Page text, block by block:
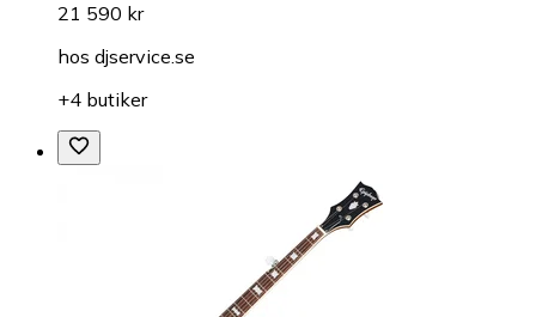
21 590 kr
hos djservice.se
+4 butiker